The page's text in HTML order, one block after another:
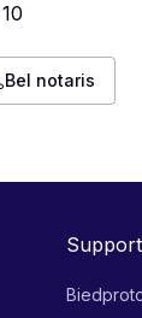
Bel notaris
Support